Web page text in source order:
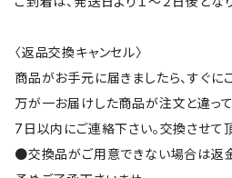
〈返品交換キャンセル〉
商品がお手元に届きましたら、すぐに
万が一お届けした商品が注文と違っ
7日以内にご連絡下さい。交換させて頂
●交換品がご用意できない場合は返